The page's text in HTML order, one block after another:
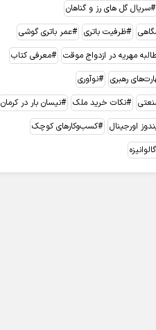
سریال گل های رز و گناهان
ظرفیت باتری
عمر باتری گوشی
مهریه در ازدواج موقت
معرفی کتاب
رهبری
نوآوری
نکات خرید ملک
نیسان بار در کرمان
اورجینال
کسب‌وکارهای کوچک